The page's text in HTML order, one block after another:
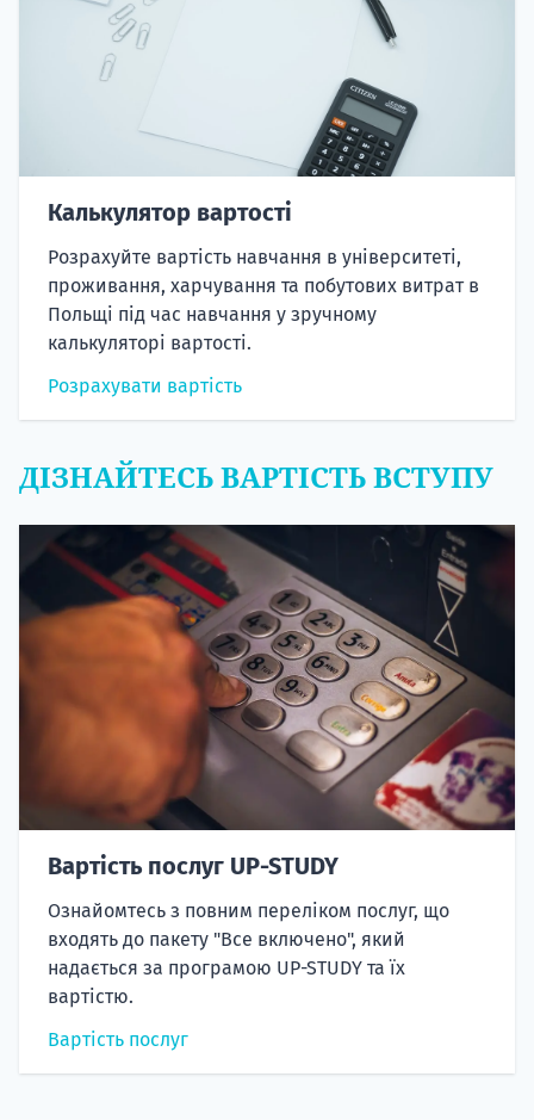
Калькулятор вартості
Розрахуйте вартість навчання в університеті,
проживання, харчування та побутових витрат в
Польщі під час навчання у зручному
калькуляторі вартості.
Розрахувати вартість
ДІЗНАЙТЕСЬ ВАРТІСТЬ ВСТУПУ
Вартість послуг UP-STUDY
Ознайомтесь з повним переліком послуг, що
входять до пакету "Все включено", який
надається за програмою UP-STUDY та їх
вартістю.
Вартість послуг